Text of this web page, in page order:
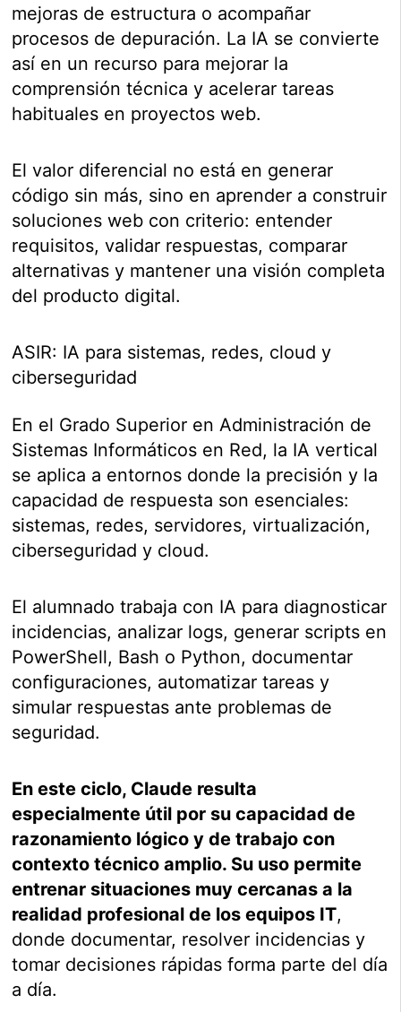
mejoras de estructura o acompañar
procesos de depuración. La IA se convierte
así en un recurso para mejorar la
comprensión técnica y acelerar tareas
habituales en proyectos web.
El valor diferencial no está en generar
código sin más, sino en aprender a construir
soluciones web con criterio: entender
requisitos, validar respuestas, comparar
alternativas y mantener una visión completa
del producto digital.
ASIR: IA para sistemas, redes, cloud y
ciberseguridad
En el Grado Superior en Administración de
Sistemas Informáticos en Red, la IA vertical
se aplica a entornos donde la precisión y la
capacidad de respuesta son esenciales:
sistemas, redes, servidores, virtualización,
ciberseguridad y cloud.
El alumnado trabaja con IA para diagnosticar
incidencias, analizar logs, generar scripts en
PowerShell, Bash o Python, documentar
configuraciones, automatizar tareas y
simular respuestas ante problemas de
seguridad.
En este ciclo, Claude resulta
especialmente útil por su capacidad de
razonamiento lógico y de trabajo con
contexto técnico amplio. Su uso permite
entrenar situaciones muy cercanas a la
realidad profesional de los equipos IT,
donde documentar, resolver incidencias y
tomar decisiones rápidas forma parte del día
a día.